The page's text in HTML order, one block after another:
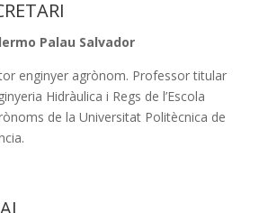
Palau Salvador
enginyer agrònom. Professor titular
Hidràulica i Regs de l’Escola
de la Universitat Politècnica de